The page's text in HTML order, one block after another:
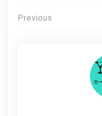
Πλοήγηση
Previous